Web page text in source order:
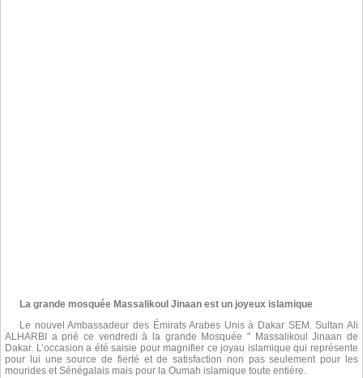
La grande mosquée Massalikoul Jinaan est un joyeux islamique
Le nouvel Ambassadeur des Émirats Arabes Unis à Dakar SEM. Sultan Ali
ALHARBI a prié ce vendredi à la grande Mosquée " Massalikoul Jinaan de
Dakar. L’occasion a été saisie pour magnifier ce joyau islamique qui représente
pour lui une source de fierté et de satisfaction non pas seulement pour les
mourides et Sénégalais mais pour la Oumah islamique toute entière.